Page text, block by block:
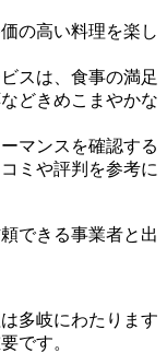
の高い料理を楽し
スは、食事の満足
どきめこまやかな
マンスを確認する
ミや評判を参考に
できる事業者と出
多岐にわたります
です。